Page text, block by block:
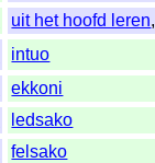
uit het hoofd leren
intuo
ekkoni
ledsako
felsako